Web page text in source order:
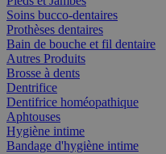
Soins bucco-dentaires
Prothèses dentaires
Bain de bouche et fil dentaire
Autres Produits
Brosse à dents
Dentrifice
Dentifrice homéopathique
Aphtouses
Hygiène intime
Bandage d'hygiène intime